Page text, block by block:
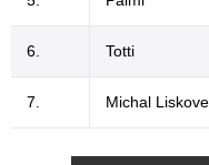
6. Totti
7. Michal